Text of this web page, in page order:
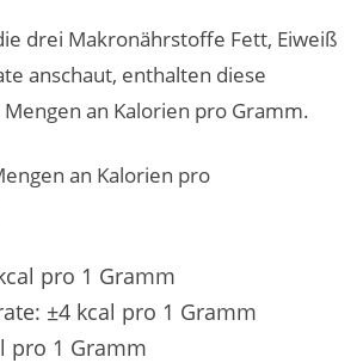
drei Makronährstoffe Fett, Eiweiß
anschaut, enthalten diese
an Kalorien pro Gramm.
an Kalorien pro
pro 1 Gramm
±4 kcal pro 1 Gramm
pro 1 Gramm